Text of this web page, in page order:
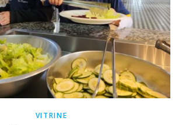
VITRINE